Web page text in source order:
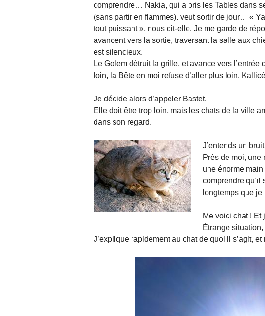
comprendre… Nakia, qui a pris les Tables dans
(sans partir en flammes), veut sortir de jour… «
tout puissant », nous dit-elle. Je me garde de
avancent vers la sortie, traversant la salle aux
est silencieux.
Le Golem détruit la grille, et avance vers
loin, la Bête en moi refuse d’aller plus loin.
Je décide alors d’appeler Bastet.
Elle doit être trop loin, mais les chats de la ville
dans son regard.
J’entends un
Près de moi, une
une énorme
comprendre qu’il
longtemps que
Me voici chat ! Et
Étrange
J’explique rapidement au chat de quoi il s’agit,